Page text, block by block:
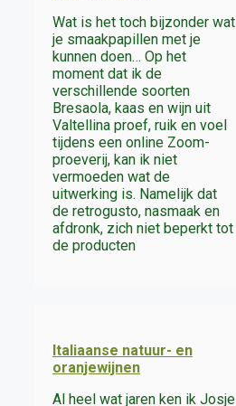
Wat is het toch bijzonder wat
je smaakpapillen met je
kunnen doen… Op het
moment dat ik de
verschillende soorten
Bresaola, kaas en wijn uit
Valtellina proef, ruik en voel
tijdens een online Zoom-
proeverij, kan ik niet
vermoeden wat de
uitwerking is. Namelijk dat
de retrogusto, nasmaak en
afdronk, zich niet beperkt tot
de producten
Italiaanse natuur- en
oranjewijnen
Al heel wat jaren ken ik Josje